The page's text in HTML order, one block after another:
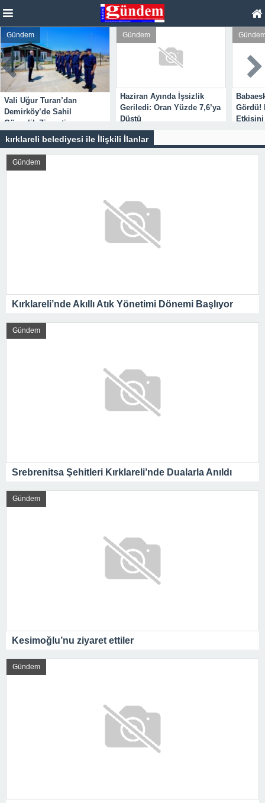
Gündem
Vali Uğur Turan’dan
Demirköy’de Sahil
Güvenlik Ziyareti
Gündem
Haziran Ayında İşsizlik
Geriledi: Oran Yüzde 7,6’ya
Düştü
Gördü!
Etkisini
kırklareli belediyesi ile İlişkili İlanlar
Gündem
Kırklareli’nde Akıllı Atık Yönetimi Dönemi Başlıyor
Gündem
Srebrenitsa Şehitleri Kırklareli’nde Dualarla Anıldı
Gündem
Kesimoğlu’nu ziyaret ettiler
Gündem